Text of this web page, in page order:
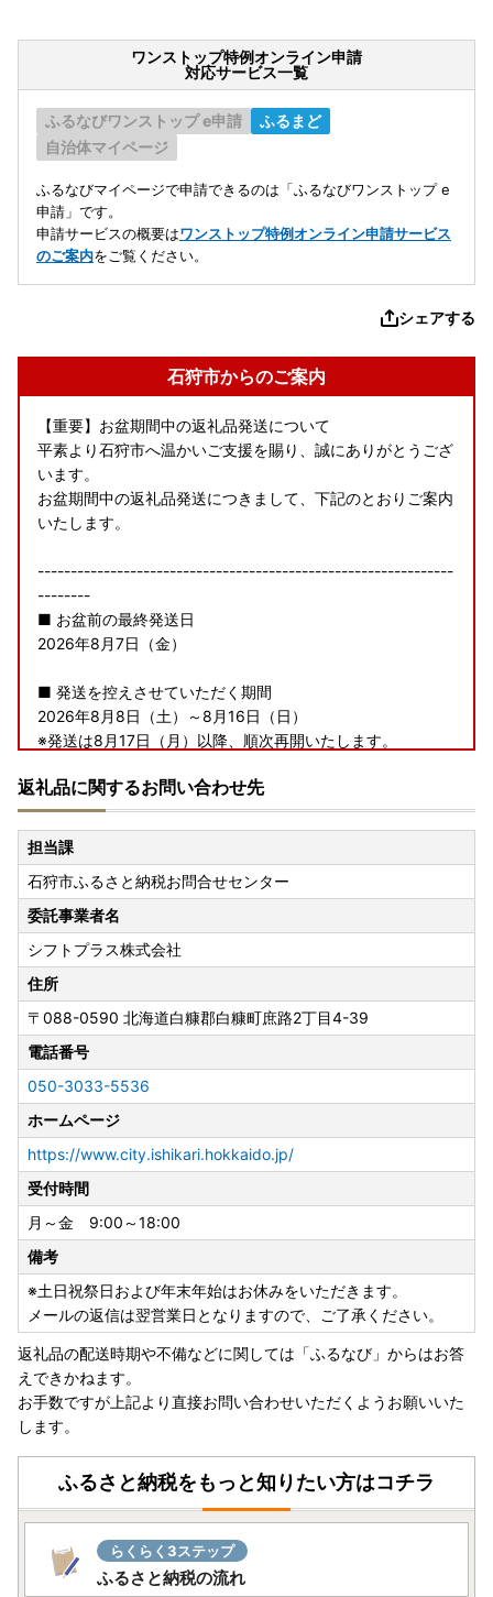
ワンストップ特例オンライン申請
対応サービス一覧
ふるなびワンストップ e申請
ふるまど
自治体マイページ
ふるなびマイページで申請できるのは「ふるなびワンストップ e
申請」です。
申請サービスの概要はワンストップ特例オンライン申請サービス
のご案内をご覧ください。
シェアする
石狩市からのご案内
【重要】お盆期間中の返礼品発送について
平素より石狩市へ温かいご支援を賜り、誠にありがとうござ
います。
お盆期間中の返礼品発送につきまして、下記のとおりご案内
いたします。
---------------------------------------------------------------
--------
■ お盆前の最終発送日
2026年8月7日（金）
■ 発送を控えさせていただく期間
2026年8月8日（土）～8月16日（日）
※発送は8月17日（月）以降、順次再開いたします。
--------
なお、寄附のお申し込みは、お盆期間中も通常どおり受け付
けております。
※青果物につきましては、収穫状況により、発送を控える期
間中でも発送させていただく場合がございます。
※ご不在等によりお受け取りが難しい場合は、お早めに石狩
市ふるさと納税お問合せセンターまでご連絡ください。
※原則、お盆期間中の発送は控えさせていただきますが、一
部の返礼品につきましては8月8日以降も発送する場合がご
ざいます。
※返礼品のお受取日のご指定は承ることができません。あら
かじめご了承ください。
返礼品に関するお問い合わせ先
担当課
石狩市ふるさと納税お問合せセンター
委託事業者名
シフトプラス株式会社
住所
〒088-0590 北海道白糠郡白糠町庶路2丁目4-39
電話番号
050-3033-5536
ホームページ
https://www.city.ishikari.hokkaido.jp/
受付時間
月～金 9:00～18:00
備考
※土日祝祭日および年末年始はお休みをいただきます。
メールの返信は翌営業日となりますので、ご了承ください。
返礼品の配送時期や不備などに関しては「ふるなび」からはお答
えできかねます。
お手数ですが上記より直接お問い合わせいただくようお願いいた
します。
ふるさと納税をもっと知りたい方はコチラ
らくらく3ステップ
ふるさと納税の流れ